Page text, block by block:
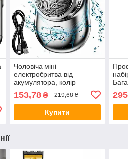
Чоловіча міні
електробритва від
акумулятора, колір
бритва / Дорожня
електробритва
153,78₴ 219,68 ₴
Купити
295